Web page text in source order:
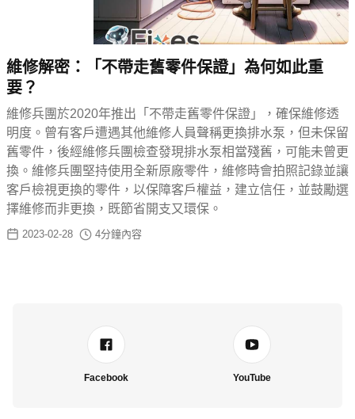
維修解密：「不帶走舊零件保證」為何如此重
要？
維修兵團於2020年推出「不帶走舊零件保證」，確保維修透
明度。曾有客戶遭遇其他維修人員聲稱更換排水泵，但未保留
舊零件，後經維修兵團檢查發現排水泵相當殘舊，可能未曾更
換。維修兵團堅持使用全新原廠零件，維修時會拍照記錄並讓
客戶檢視更換的零件，以保障客戶權益，建立信任，並鼓勵選
擇維修而非更換，既節省開支又環保。
2023-02-28 4分鐘內容
Facebook YouTube